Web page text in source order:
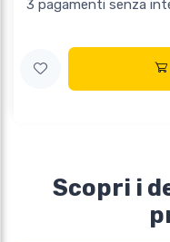
3 pagamenti senza
Scopri i